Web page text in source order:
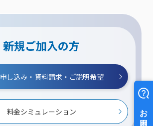
新規ご加入の方
し込み・資料請求・ご説明希望
料金シミュレーション